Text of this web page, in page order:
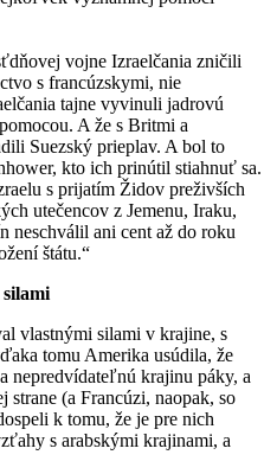
vojne Izraelčania zničili
s francúzskymi, nie
tajne vyvinuli jadrovú
A že s Britmi a
Suezský prieplav. A bol to
kto ich prinútil stiahnuť sa.
s prijatím Židov preživších
utečencov z Jemenu, Iraku,
neschválil ani cent až do roku
štátu.“
vlastnými silami v krajine, s
tomu Amerika usúdila, že
nepredvídateľnú krajinu páky, a
strane (a Francúzi, naopak, so
k tomu, že je pre nich
s arabskými krajinami, a